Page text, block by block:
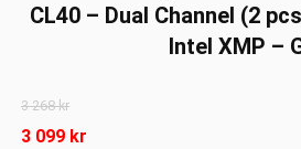
CL40 – Dual Channel (2
Intel XMP –
3 268kr
3 099 kr